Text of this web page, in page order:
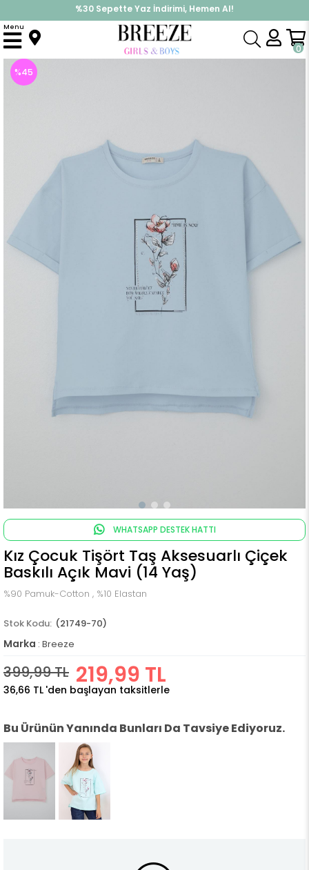
%30 Sepette Yaz İndirimi, Hemen Al!
İndirimlere ek %10 İndirimi Kap, Hemen Üye Ol!
0
Menu
Anasayfa Üst Giyim Tişört
%45
WHATSAPP DESTEK HATTI
Kız Çocuk Tişört Taş Aksesuarlı Çiçek
Baskılı Açık Mavi (14 Yaş)
%90 Pamuk-Cotton , %10 Elastan
(21749-70)
Marka : Breeze
399,99 TL 219,99 TL
36,66 TL 'den başlayan taksitlerle
Bu Ürünün Yanında Bunları Da Tavsiye Ediyoruz.